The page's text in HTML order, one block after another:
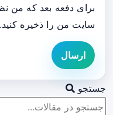
برای دفعه بعد که من
سایت من را ذخیره کنید.
ارسال
جستجو